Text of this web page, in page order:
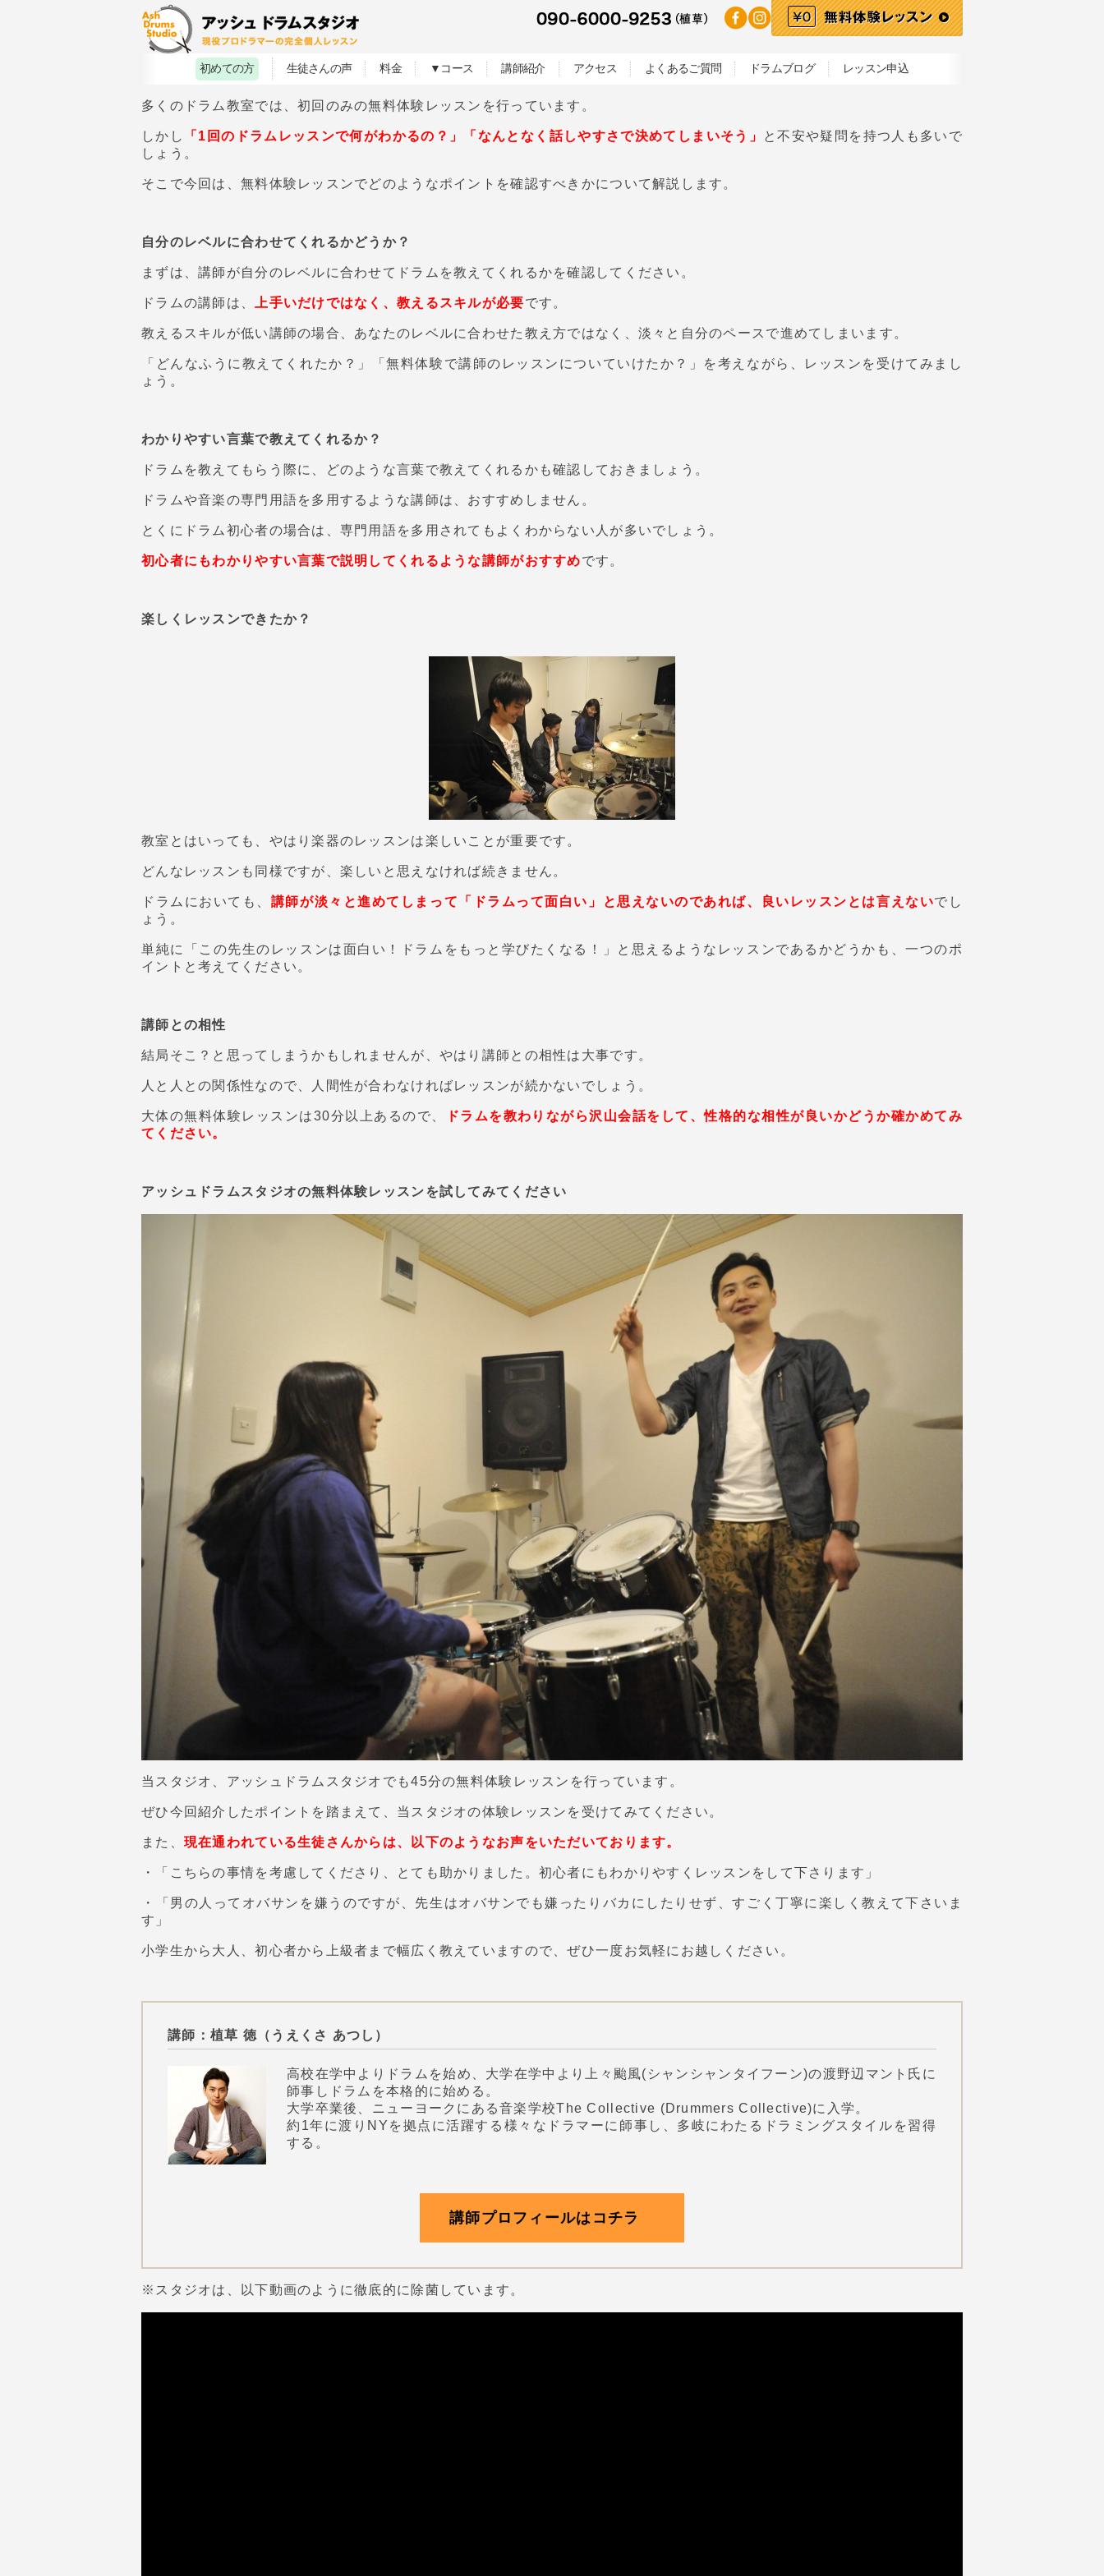
初めての方 生徒さんの声 料金 ▼コース 講師紹介 アクセス よくあるご質問 ドラムブログ レッスン申込
多くのドラム教室では、初回のみの無料体験レッスンを行っています。
しかし 「1回のドラムレッスンで何がわかるの？」「なんとなく話しやすさで決めてしまいそう」
と不安や疑問を持つ人も多いで
しょう。
そこで今回は、無料体験レッスンでどのようなポイントを確認すべきかについて解説します。
自分のレベルに合わせてくれるかどうか？
まずは、講師が自分のレベルに合わせてドラムを教えてくれるかを確認してください。
ドラムの講師は、 上手いだけではなく、教えるスキルが必要です。
教えるスキルが低い講師の場合、あなたのレベルに合わせた教え方ではなく、淡々と自分のペースで進めてしまいます。
「どんなふうに教えてくれたか？」「無料体験で講師のレッスンについていけたか？」を考えながら、レッスンを受けてみまし
ょう。
わかりやすい言葉で教えてくれるか？
ドラムを教えてもらう際に、どのような言葉で教えてくれるかも確認しておきましょう。
ドラムや音楽の専門用語を多用するような講師は、おすすめしません。
とくにドラム初心者の場合は、専門用語を多用されてもよくわからない人が多いでしょう。
初心者にもわかりやすい言葉で説明してくれるような講師がおすすめです。
楽しくレッスンできたか？
教室とはいっても、やはり楽器のレッスンは楽しいことが重要です。
どんなレッスンも同様ですが、楽しいと思えなければ続きません。
ドラムにおいても、 講師が淡々と進めてしまって「ドラムって面白い」と思えないのであれば、良いレッスンとは言えないでし
ょう。
単純に「この先生のレッスンは面白い！ドラムをもっと学びたくなる！」と思えるようなレッスンであるかどうかも、一つのポ
イントと考えてください。
講師との相性
結局そこ？と思ってしまうかもしれませんが、やはり講師との相性は大事です。
人と人との関係性なので、人間性が合わなければレッスンが続かないでしょう。
大体の無料体験レッスンは30分以上あるので、
ドラムを教わりながら沢山会話をして、性格的な相性が良いかどうか確かめてみ
てください。
アッシュドラムスタジオの無料体験レッスンを試してみてください
当スタジオ、アッシュドラムスタジオでも45分の無料体験レッスンを行っています。
ぜひ今回紹介したポイントを踏まえて、当スタジオの体験レッスンを受けてみてください。
また、 現在通われている生徒さんからは、以下のようなお声をいただいております。
・「こちらの事情を考慮してくださり、とても助かりました。初心者にもわかりやすくレッスンをして下さります」
・「男の人ってオバサンを嫌うのですが、先生はオバサンでも嫌ったりバカにしたりせず、すごく丁寧に楽しく教えて下さいま
す」
小学生から大人、初心者から上級者まで幅広く教えていますので、ぜひ一度お気軽にお越しください。
講師：植草 徳（うえくさ あつし）
高校在学中よりドラムを始め、大学在学中より上々颱風(シャンシャンタイフーン)の渡野辺マント氏に
師事しドラムを本格的に始める。
大学卒業後、ニューヨークにある音楽学校The Collective (Drummers Collective)に入学。
約1年に渡りNYを拠点に活躍する様々なドラマーに師事し、多岐にわたるドラミングスタイルを習得
する。
講師プロフィールはコチラ
※スタジオは、以下動画のように徹底的に除菌しています。